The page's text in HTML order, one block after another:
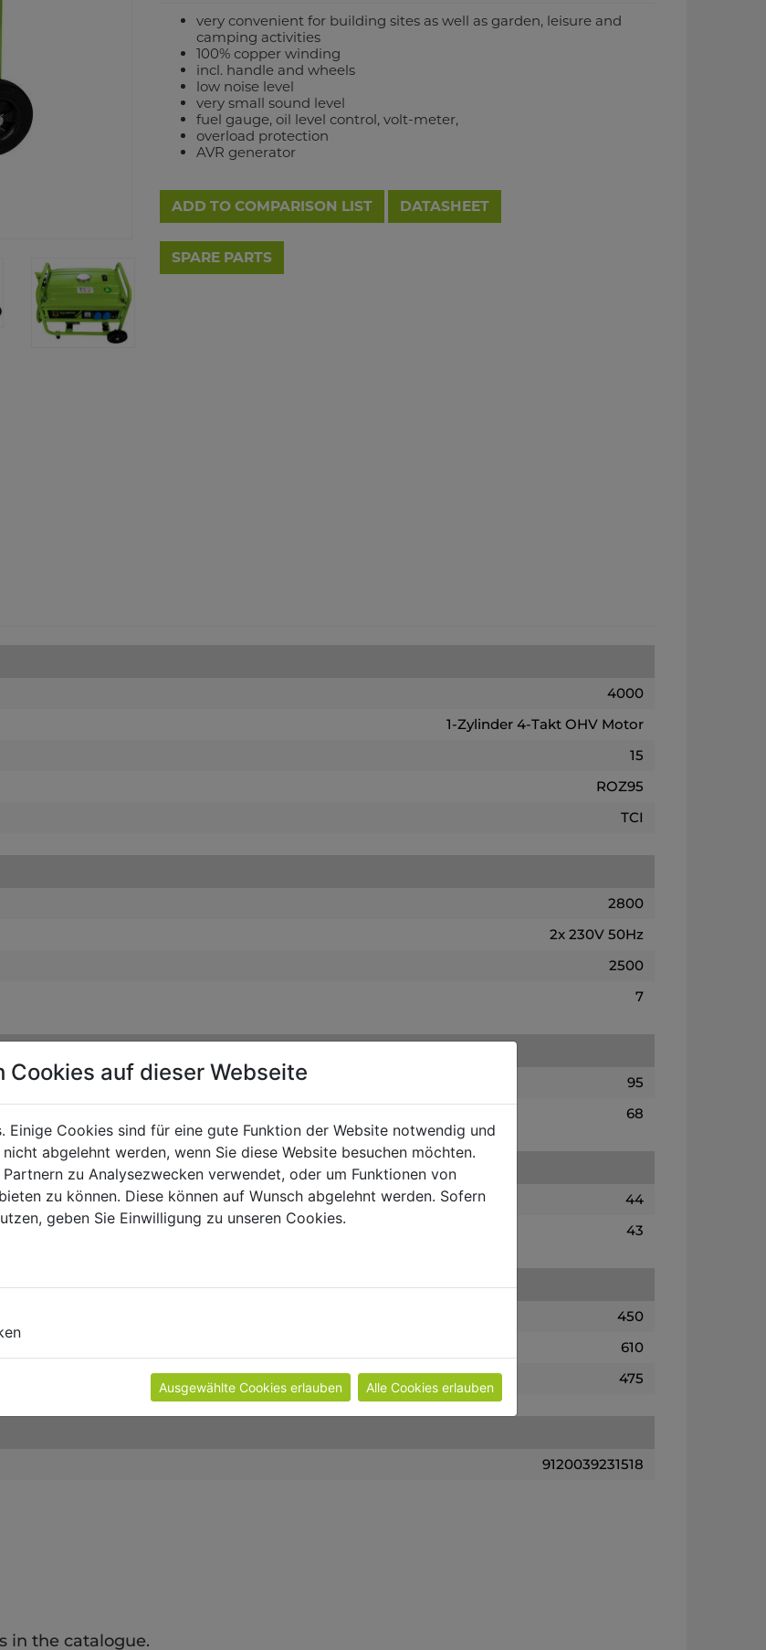
very convenient for building sites as well as garden, leisure and
camping activities
100% copper winding
incl. handle and wheels
low noise level
very small sound level
fuel gauge, oil level control, volt-meter,
overload protection
AVR generator
ADD TO COMPARISON LIST DATASHEET
4000
1-Zylinder 4-Takt OHV Motor
15
ROZ95
TCI
2800
2x 230V 50Hz
2500
7
95
68
44
43
450
610
475
9120039231518
in the catalogue.
Cookies auf dieser Webseite
Einige Cookies sind für eine gute Funktion der Website notwendig und
abgelehnt werden, wenn Sie diese Website besuchen möchten.
zu Analysezwecken verwendet, oder um Funktionen von
zu können. Diese können auf Wunsch abgelehnt werden. Sofern
geben Sie Einwilligung zu unseren Cookies.
Ausgewählte Cookies erlauben Alle Cookies erlauben